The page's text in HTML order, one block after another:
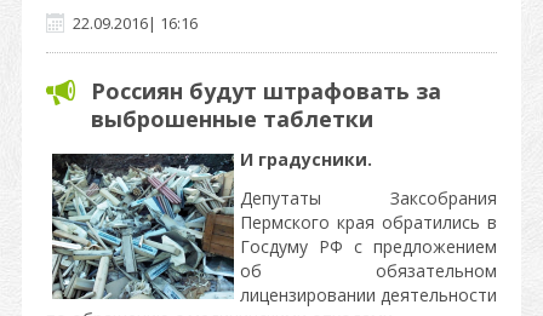
22.09.2016| 16:16
Россиян будут штрафовать за
выброшенные таблетки
И градусники.
Депутаты Заксобрания
Пермского края обратились в
Госдуму РФ с предложением
об обязательном
лицензировании деятельности